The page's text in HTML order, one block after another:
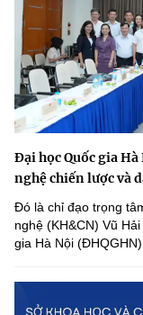
Đại học Quốc gia
nghệ chiến lược và
Đó là chỉ đạo trọng
nghệ (KH&CN) Vũ
gia Hà Nội